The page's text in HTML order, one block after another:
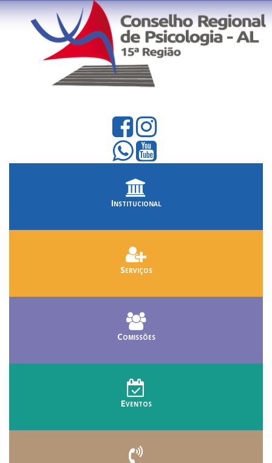
Institucional
Serviços
Comissões
Eventos